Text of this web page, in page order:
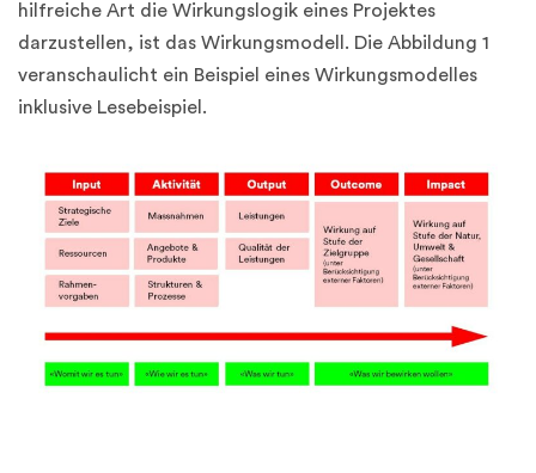
hilfreiche Art die Wirkungslogik eines Projektes
darzustellen, ist das Wirkungsmodell. Die Abbildung 1
veranschaulicht ein Beispiel eines Wirkungsmodelles
inklusive Lesebeispiel.